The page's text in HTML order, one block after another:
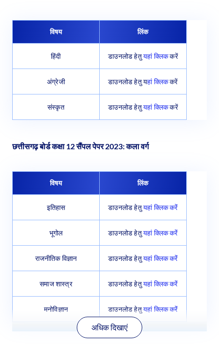
विषय लिंक
हिंदी डाउनलोड हेतुयहां क्लिककरें
अंग्रेजी डाउनलोड हेतु यहां क्लिककरें
संस्कृत डाउनलोड हेतुयहां क्लिककरें
छत्तीसगढ़ बोर्ड कक्षा 12 सैंपल पेपर 2023: कला वर्ग
विषय लिंक
इतिहास डाउनलोड हेतुयहां क्लिक करेंं
भूगोल डाउनलोड हेतुयहां क्लिक करेंं
राजनीतिक विज्ञान डाउनलोड हेतुयहां क्लिक करेंं
समाज शास्त्र डाउनलोड हेतुयहां क्लिक करेंं
मनोविज्ञान डाउनलोड हेतुयहां क्लिक करेंं
अधिक दिखाएं